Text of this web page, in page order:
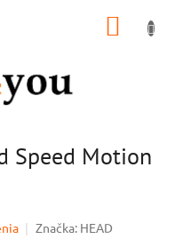
Speed Motion
Značka: HEAD